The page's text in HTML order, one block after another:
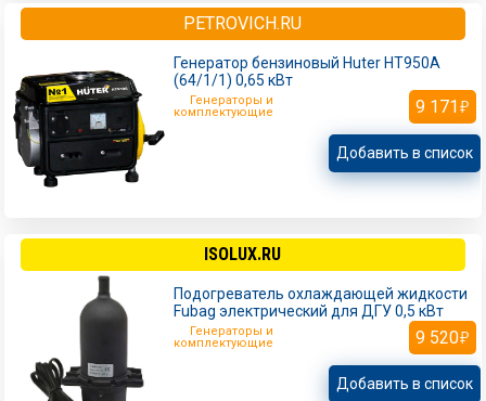
PETROVICH.RU
Генератор бензиновый Huter HT950A
(64/1/1) 0,65 кВт
Генераторы и
комплектующие
9 171
Добавить в список
ISOLUX.RU
Подогреватель охлаждающей жидкости
Fubag электрический для ДГУ 0,5 кВт
Генераторы и
комплектующие
9 520
Добавить в список